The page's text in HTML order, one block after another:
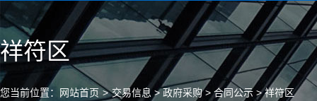
祥符区
您当前位置： 网站首页 > 交易信息 >政府采购>合同公示 >祥符区